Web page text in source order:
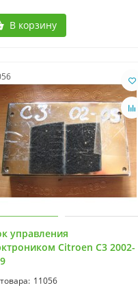
В корзину
управления
Citroen C3 2002-
11056